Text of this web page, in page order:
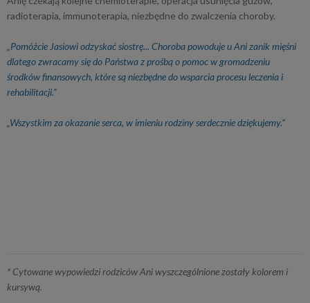
radioterapia, immunoterapia, niezbędne do zwalczenia choroby.
„Pomóżcie Jasiowi odzyskać siostrę... Choroba powoduje u Ani zanik mięśni
dlatego zwracamy się do Państwa z prośbą o pomoc w gromadzeniu
środków finansowych, które są niezbędne do wsparcia procesu leczenia i
rehabilitacji.”
„Wszystkim za okazanie serca, w imieniu rodziny serdecznie dziękujemy.”
* Cytowane wypowiedzi rodziców Ani wyszczególnione zostały kolorem i
kursywą.